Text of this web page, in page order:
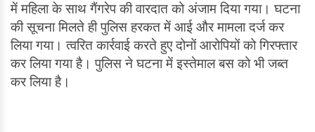
में महिला के साथ गैंगरेप की वारदात को अंजाम दिया गया। घटना
की सूचना मिलते ही पुलिस हरकत में आई और मामला दर्ज कर
लिया गया। त्वरित कार्रवाई करते हुए दोनों आरोपियों को गिरफ्तार
कर लिया गया है। पुलिस ने घटना में इस्तेमाल बस को भी जब्त
कर लिया है।